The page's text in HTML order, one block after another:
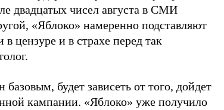
двадцатых чисел августа в СМИ
«Яблоко» намеренно подставляют
цензуре и в страхе перед так
будет зависеть от того, дойдет
кампании. «Яблоко» уже получило